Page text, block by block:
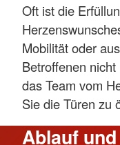
Oft ist die
Mobilität oder
Betroffenen
das Team vom
Sie die Türen zu
Ablauf